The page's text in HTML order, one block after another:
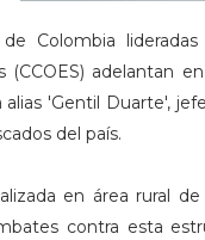
Colombia
(CCOES) adelantan
'Gentil Duarte',
del país.
en área rural
contra esta